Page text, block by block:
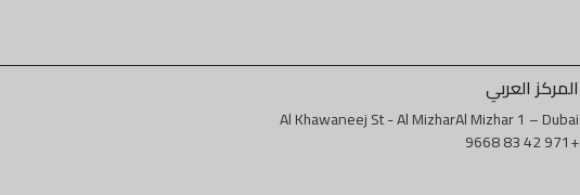
المركز العربي
Al Khawaneej St - Al MizharAl Mizhar 1 – Dubai
+971 42 83 9668